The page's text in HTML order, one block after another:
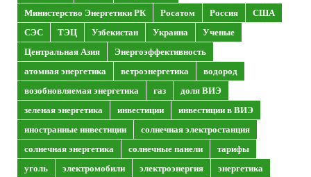
Министерство Энергетики РК
Росатом Россия
США
СЭС
ТЭЦ Узбекистан Украина
Ученые
Центральная Азия
Энергоэффективность
атомная энергетика
ветроэнергетика
водород
возобновляемая энергетика
газ
доля ВИЭ
зеленая энергетика
инвестиции
инвестиции в ВИЭ
иностранные инвестиции
солнечная электростанция
солнечная энергетика
солнечные панели
тарифы
уголь
электромобили электроэнергия энергетика